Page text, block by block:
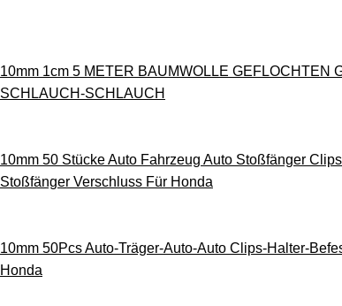
10mm 1cm 5 METER BAUMWOLLE GEFLOCHTEN
SCHLAUCH-SCHLAUCH
10mm 50 Stücke Auto Fahrzeug Auto Stoßfänger
Stoßfänger Verschluss Für Honda
10mm 50Pcs Auto-Träger-Auto-Auto Clips-Halter-
Honda